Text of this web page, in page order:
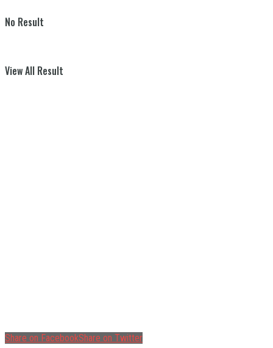
No Result
View All Result
Share on FacebookShare on Twitter